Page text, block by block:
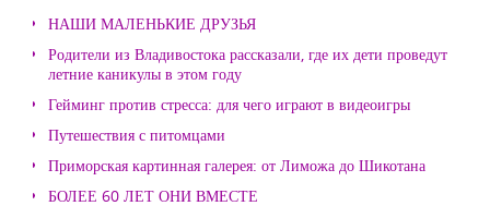
НАШИ МАЛЕНЬКИЕ ДРУЗЬЯ
Родители из Владивостока рассказали, где их дети проведут
летние каникулы в этом году
Гейминг против стресса: для чего играют в видеоигры
Путешествия с питомцами
Приморская картинная галерея: от Лиможа до Шикотана
БОЛЕЕ 60 ЛЕТ ОНИ ВМЕСТЕ